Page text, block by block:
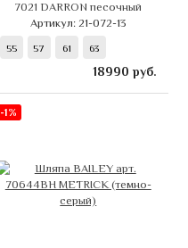
7021 DARRON песочный
Артикул: 21-072-13
55 57 61 63
18990 руб.
-1%